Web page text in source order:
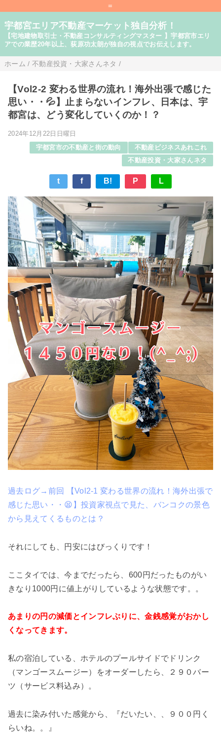
=
宇都宮エリア不動産マーケット独自分析！
【宅地建物取引士・不動産コンサルティングマスター 】宇都宮市エリ
アでの業歴20年以上、荻原功太朗が独自の視点でお伝えします。
ホーム / 不動産投資・大家さんネタ /
【Vol2-2 変わる世界の流れ！海外出張で感じた
思い・・💦】止まらないインフレ、日本は、宇
都宮は、どう変化していくのか！？
2024年12月22日日曜日
宇都宮市の不動産と街の動向
不動産ビジネスあれこれ
不動産投資・大家さんネタ
t f B! P L
過去ログ→前回 【Vol2-1 変わる世界の流れ！海外出張で
感じた思い・・😫】投資家視点で見た、バンコクの景色
から見えてくるものとは？
それにしても、円安にはびっくりです！
ここタイでは、今までだったら、600円だったものがい
きなり1000円に値上がりしているような状態です。。
あまりの円の減価とインフレぶりに、金銭感覚がおかし
くなってきます。
私の宿泊している、ホテルのプールサイドでドリンク
（マンゴースムージー）をオーダーしたら、２９０バー
ツ（サービス料込み）。
過去に染み付いた感覚から、『だいたい、、９００円く
らいね。。』